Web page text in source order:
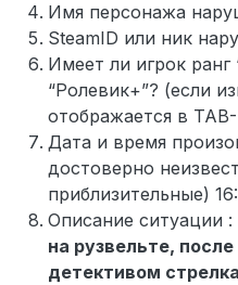
Имя персонажа
SteamID или ник
Имеет ли игрок ранг
“Ролевик+”? (если
отображается в
Дата и время
достоверно
приблизительные)
Описание ситуации :
на рузвельте,
детективом